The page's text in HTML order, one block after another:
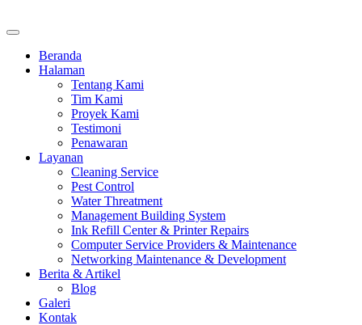
Beranda
Halaman
Tentang Kami
Tim Kami
Proyek Kami
Testimoni
Penawaran
Layanan
Cleaning Service
Pest Control
Water Threatment
Management Building System
Ink Refill Center & Printer Repairs
Computer Service Providers & Maintenance
Networking Maintenance & Development
Berita & Artikel
Blog
Galeri
Kontak